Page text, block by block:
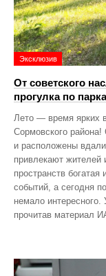
Эксклюзив
От советского
прогулка по
Лето — время ярких
Сормовского района!
и расположены
привлекают жителей
пространств
событий, а сегодня
немало
прочитав материал